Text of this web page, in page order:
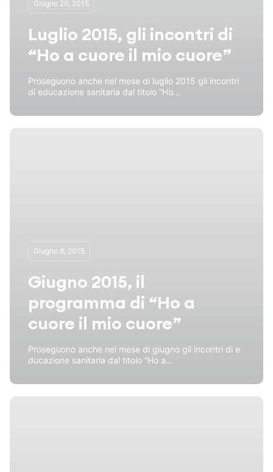
Giugno 29, 2015
Luglio 2015, gli incontri di
“Ho a cuore il mio cuore”
Proseguono anche nel mese di luglio 2015 gli incontri
di educazione sanitaria dal titolo “Ho...
Giugno 8, 2015
Giugno 2015, il
programma di “Ho a
cuore il mio cuore”
Proseguono anche nel mese di giugno gli incontri di e
ducazione sanitaria dal titolo “Ho a...